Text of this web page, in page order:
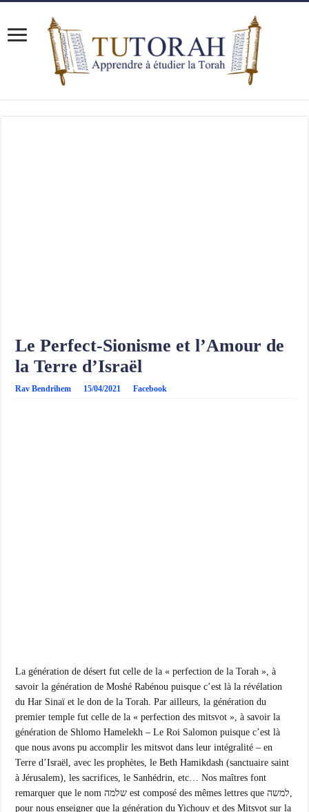
Le Perfect-Sionisme et l’Amour de
la Terre d’Israël
Rav Bendrihem 15/04/2021 Facebook
La génération de désert fut celle de la « perfection de la Torah », à
savoir la génération de Moshé Rabénou puisque c’est là la révélation
du Har Sinaï et le don de la Torah. Par ailleurs, la génération du
premier temple fut celle de la « perfection des mitsvot », à savoir la
génération de Shlomo Hamelekh – Le Roi Salomon puisque c’est là
que nous avons pu accomplir les mitsvot dans leur intégralité – en
Terre d’Israël, avec les prophètes, le Beth Hamikdash (sanctuaire saint
à Jérusalem), les sacrifices, le Sanhédrin, etc… Nos maîtres font
remarquer que le nom שלמה est composé des mêmes lettres que למשה,
pour nous enseigner que la génération du Yichouv et des Mitsvot sur la